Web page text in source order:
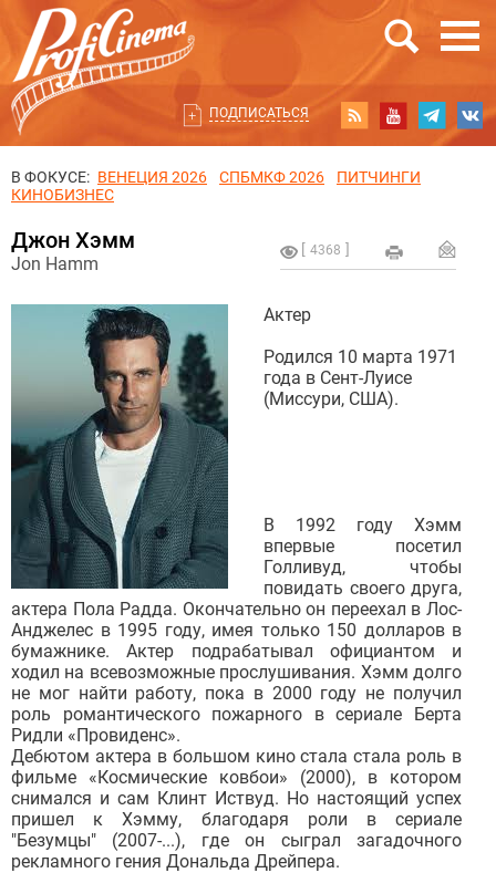
ПОДПИСАТЬСЯ
В ФОКУСЕ: ВЕНЕЦИЯ 2026 СПБМКФ 2026
ПИТЧИНГИ
КИНОБИЗНЕС
4368
Джон Хэмм
Jon Hamm
Актер
Родился 10 марта 1971
года в Сент-Луисе
(Миссури, США).
В 1992 году Хэмм
впервые посетил
Голливуд, чтобы
повидать своего друга,
актера Пола Радда. Окончательно он переехал в Лос-
Анджелес в 1995 году, имея только 150 долларов в
бумажнике. Актер подрабатывал официантом и
ходил на всевозможные прослушивания. Хэмм долго
не мог найти работу, пока в 2000 году не получил
роль романтического пожарного в сериале Берта
Ридли «Провиденс».
Дебютом актера в большом кино стала стала роль в
фильме «Космические ковбои» (2000), в котором
снимался и сам Клинт Иствуд. Но настоящий успех
пришел к Хэмму, благодаря роли в сериале
"Безумцы" (2007-...), где он сыграл загадочного
рекламного гения Дональда Дрейпера.